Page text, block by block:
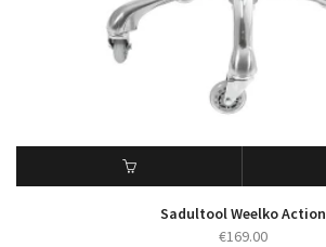
Sadultool Weelko Action
€169.00